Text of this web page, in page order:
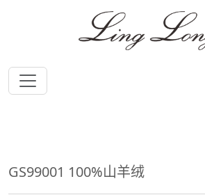
GS99001 100%山羊绒